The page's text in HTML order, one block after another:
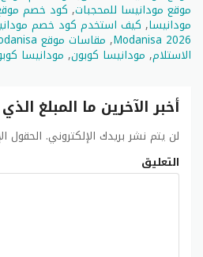
موقع مودانيسا للمحجبات, كود خصم
مودانيسا, كيف استخدم كود خصم
Modanisa 2026
, مقاسات موقع modanisa
الاستلام, مودانيسا كوبون, مودانيسا
أخبر الآخرين ما المبلغ
لن يتم نشر بريدك الإلكتروني. الحقول
التعليق